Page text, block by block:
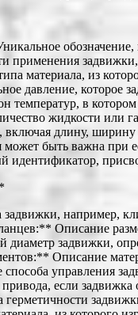
обозначение,
материала, из
давление, которое
температур, в
жидкости или
длину, ширину
быть важна при
например,
Описание
задвижки,
Описание
управления
если задвижка